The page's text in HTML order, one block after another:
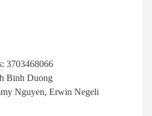
3703468066
Binh Duong
Nguyen, Erwin Negeli